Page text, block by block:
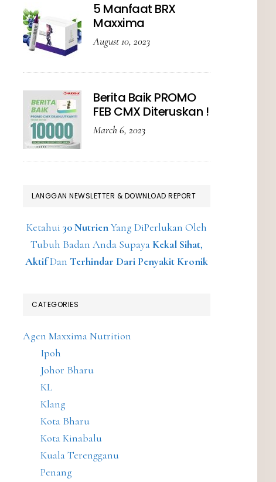
5 Manfaat BRX
Maxxima
August 10, 2023
Berita Baik PROMO
FEB CMX Diteruskan !
March 6, 2023
LANGGAN NEWSLETTER & DOWNLOAD REPORT
Ketahui 30 NutrienYang DiPerlukan Oleh
Tubuh Badan Anda Supaya Kekal Sihat,
AktifDan Terhindar Dari Penyakit Kronik
CATEGORIES
Agen Maxxima Nutrition
Ipoh
Johor Bharu
KL
Klang
Kota Bharu
Kota Kinabalu
Kuala Terengganu
Penang